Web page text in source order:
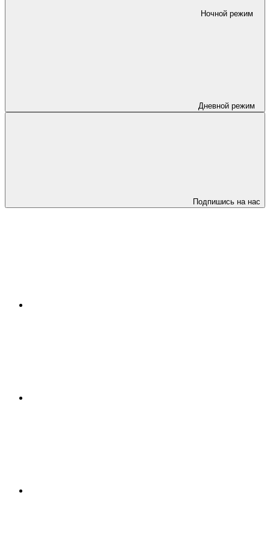
Ночной режим
Дневной режим
Подпишись на нас